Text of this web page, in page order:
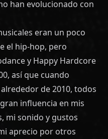
han evolucionado con
eran un poco
el hip-hop, pero
y Happy Hardcore
así que cuando
de 2010, todos
influencia en mis
mi sonido y gustos
aprecio por otros